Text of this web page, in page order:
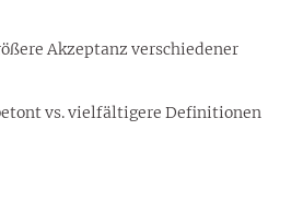
Akzeptanz verschiedener
vs. vielfältigere Definitionen